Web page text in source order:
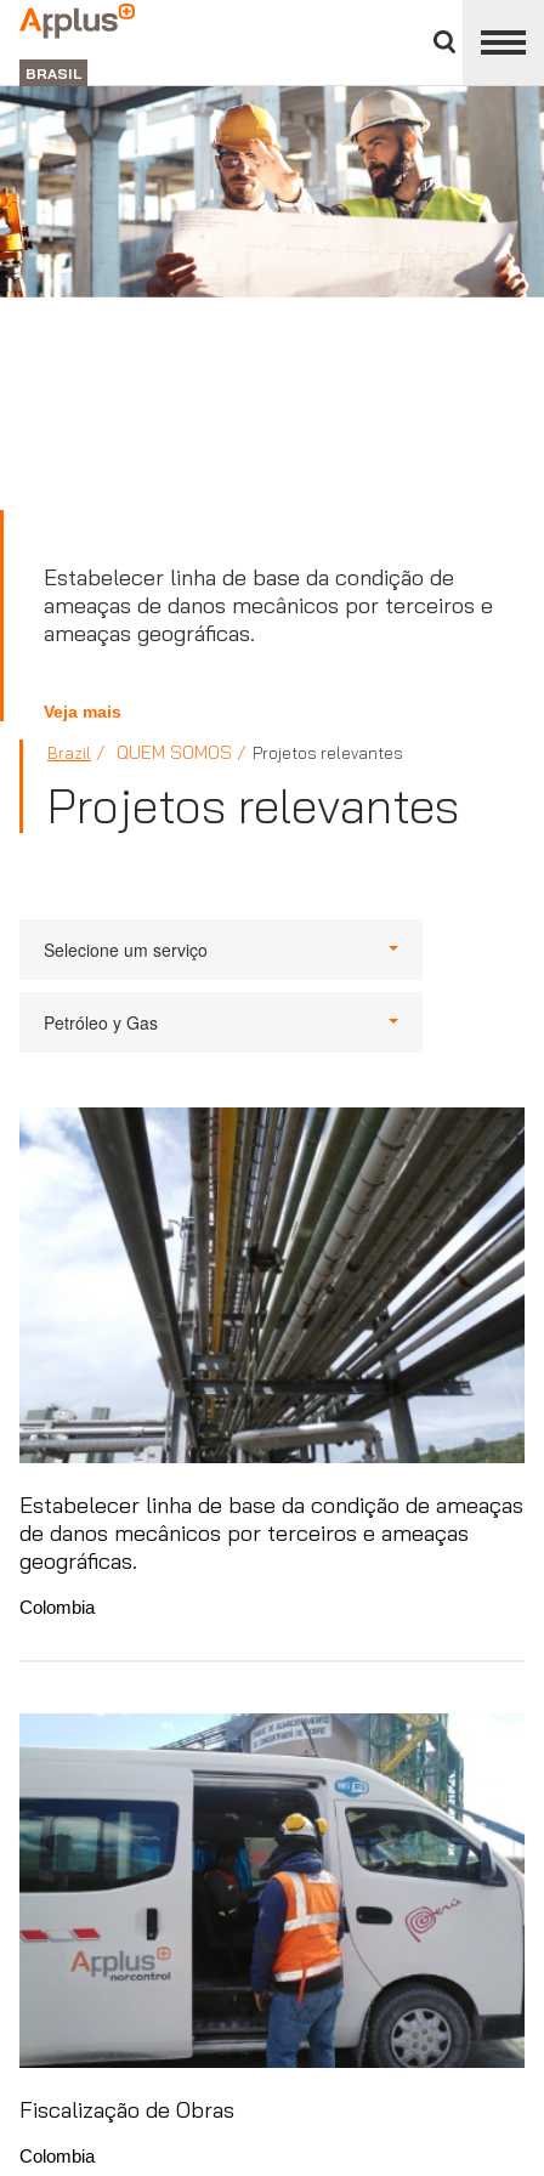
divisions
panel
APPLUS+
BRASIL
Estabelecer linha de base da condição de
ameaças de danos mecânicos por terceiros e
ameaças geográficas.
Veja mais
Brazil QUEM SOMOS Projetos relevantes
Projetos relevantes
Selecione um serviço
Petróleo y Gas
Estabelecer linha de base da condição de ameaças
de danos mecânicos por terceiros e ameaças
geográficas.
Colombia
Fiscalização de Obras
Colombia